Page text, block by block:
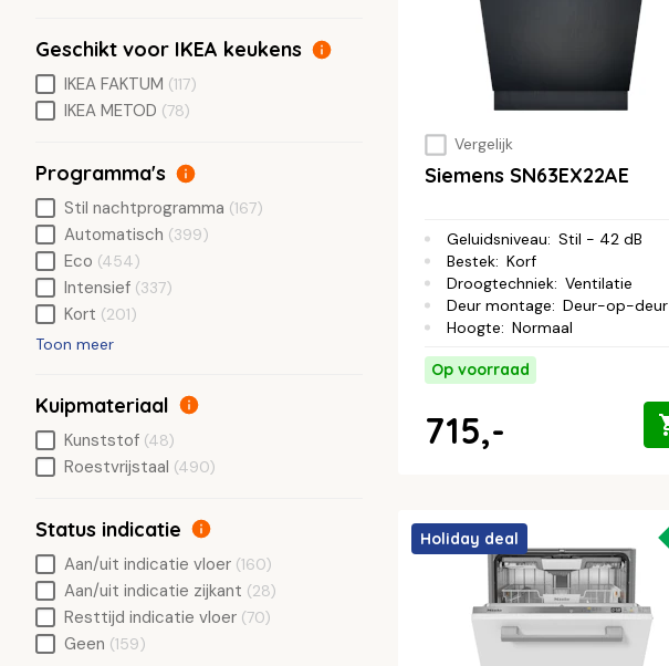
Vergelijk
Siemens SN63EX22AE
Geluidsniveau: Stil - 42 dB
Bestek: Korf
Droogtechniek: Ventilatie
Deur montage: Deur-op-deur
Hoogte: Normaal
Op voorraad
715,-
Holiday deal
Geschikt voor IKEA keukens
IKEA FAKTUM (117)
IKEA METOD (78)
Programma's
Stil nachtprogramma (167)
Automatisch (399)
Eco (454)
Intensief (337)
Kort (201)
Toon meer
Kuipmateriaal
Kunststof (48)
Roestvrijstaal (490)
Status indicatie
Aan/uit indicatie vloer (160)
Aan/uit indicatie zijkant (28)
Resttijd indicatie vloer (70)
Geen (159)